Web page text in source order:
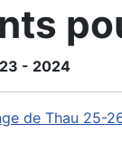
- 2024
de Thau 25-